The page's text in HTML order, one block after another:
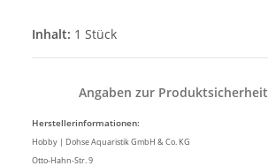
Inhalt: 1 Stück
Angaben zur Produktsicherheit
Herstellerinformationen:
Hobby | Dohse Aquaristik GmbH & Co. KG
Otto-Hahn-Str. 9